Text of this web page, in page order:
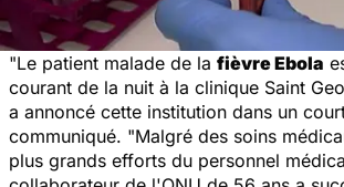
"Le patient malade de la fièvre Ebola
courant de la nuit à la clinique Saint
a annoncé cette institution dans un
communiqué. "Malgré des soins
plus grands efforts du personnel